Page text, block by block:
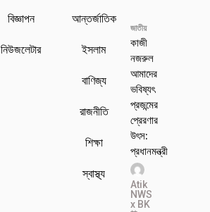
বিজ্ঞাপন
নিউজলেটার
আন্তর্জাতিক
ইসলাম
বাণিজ্য
রাজনীতি
শিক্ষা
স্বাস্থ্য
জাতীয়
কাজী
নজরুল
আমাদের
ভবিষ্যৎ
প্রজন্মের
প্রেরণার
উৎস:
প্রধানমন্ত্রী
Atik
NWS
x BK